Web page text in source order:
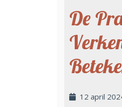
De
12 april